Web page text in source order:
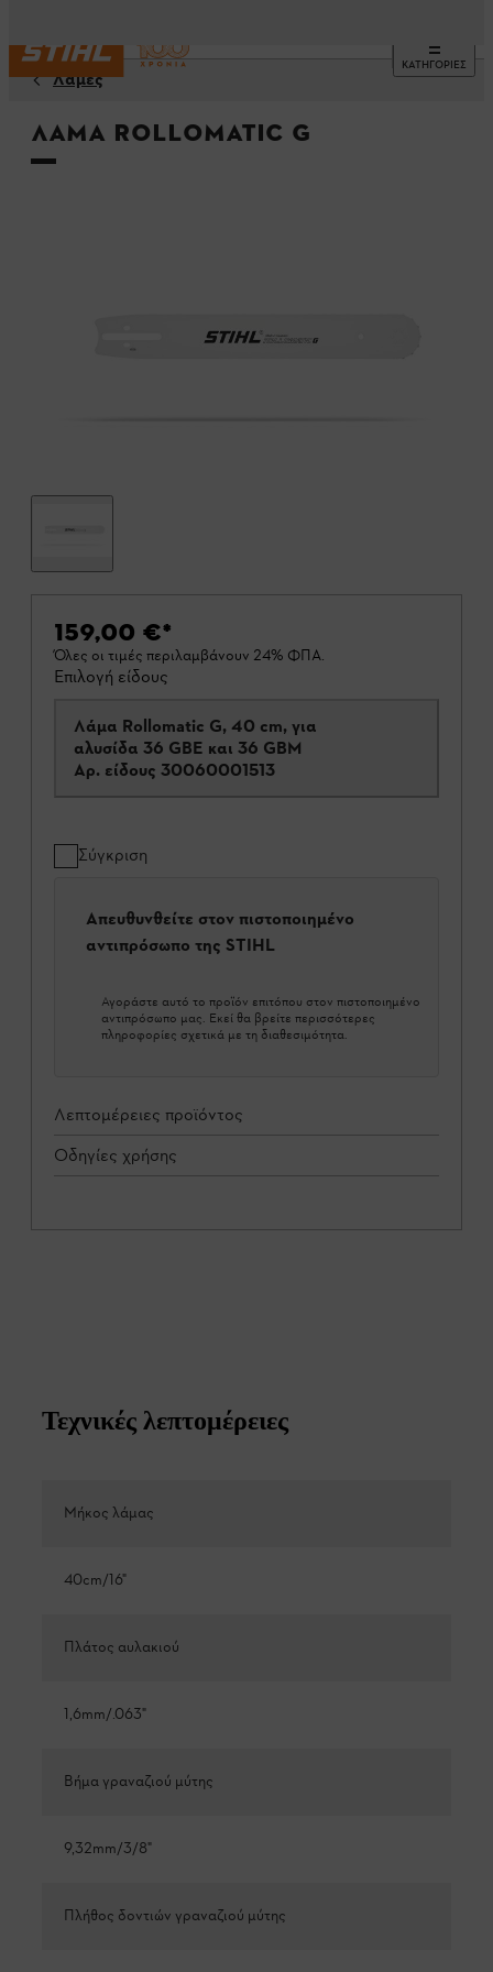
ΚΑΤΗΓΟΡΙΕΣ
Λάμες
Λάμα Rollomatic G
159,00 €*
Όλες οι τιμές περιλαμβάνουν 24% ΦΠΑ.
Επιλογή είδους
Λάμα Rollomatic G, 40 cm, για
αλυσίδα 36 GBE και 36 GBM
Αρ. είδους 30060001513
Σύγκριση
Απευθυνθείτε στον πιστοποιημένο
αντιπρόσωπο της STIHL
Αγοράστε αυτό το προϊόν επιτόπου στον πιστοποιημένο
αντιπρόσωπο μας. Εκεί θα βρείτε περισσότερες
πληροφορίες σχετικά με τη διαθεσιμότητα.
Λεπτομέρειες προϊόντος
Οδηγίες χρήσης
Τεχνικές λεπτομέρειες
Μήκος λάμας
40cm/16"
Πλάτος αυλακιού
1,6mm/.063"
Βήμα γραναζιού μύτης
9,32mm/3/8"
Πλήθος δοντιών γραναζιού μύτης